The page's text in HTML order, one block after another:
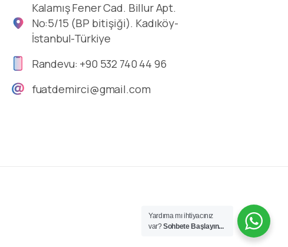
Kalamış Fener Cad. Billur Apt.
No:5/15 (BP bitişiği). Kadıköy-
İstanbul-Türkiye
Randevu: +90 532 740 44 96
fuatdemirci@gmail.com
Yardıma mı ihtiyacınız
var?Sohbete Başlayın...